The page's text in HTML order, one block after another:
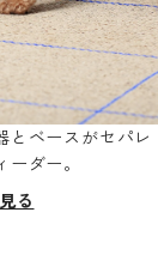
とベースがセパレ
ダー。
る